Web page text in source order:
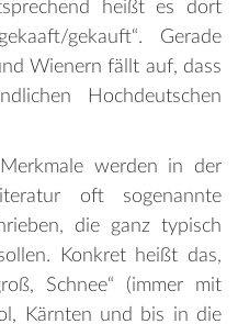
heißt es dort
gekauft“. Gerade
Wienern fällt auf, dass
Hochdeutschen
werden in der
oft sogenannte
die ganz typisch
Konkret heißt das,
Schnee“ (immer mit
Kärnten und bis in die